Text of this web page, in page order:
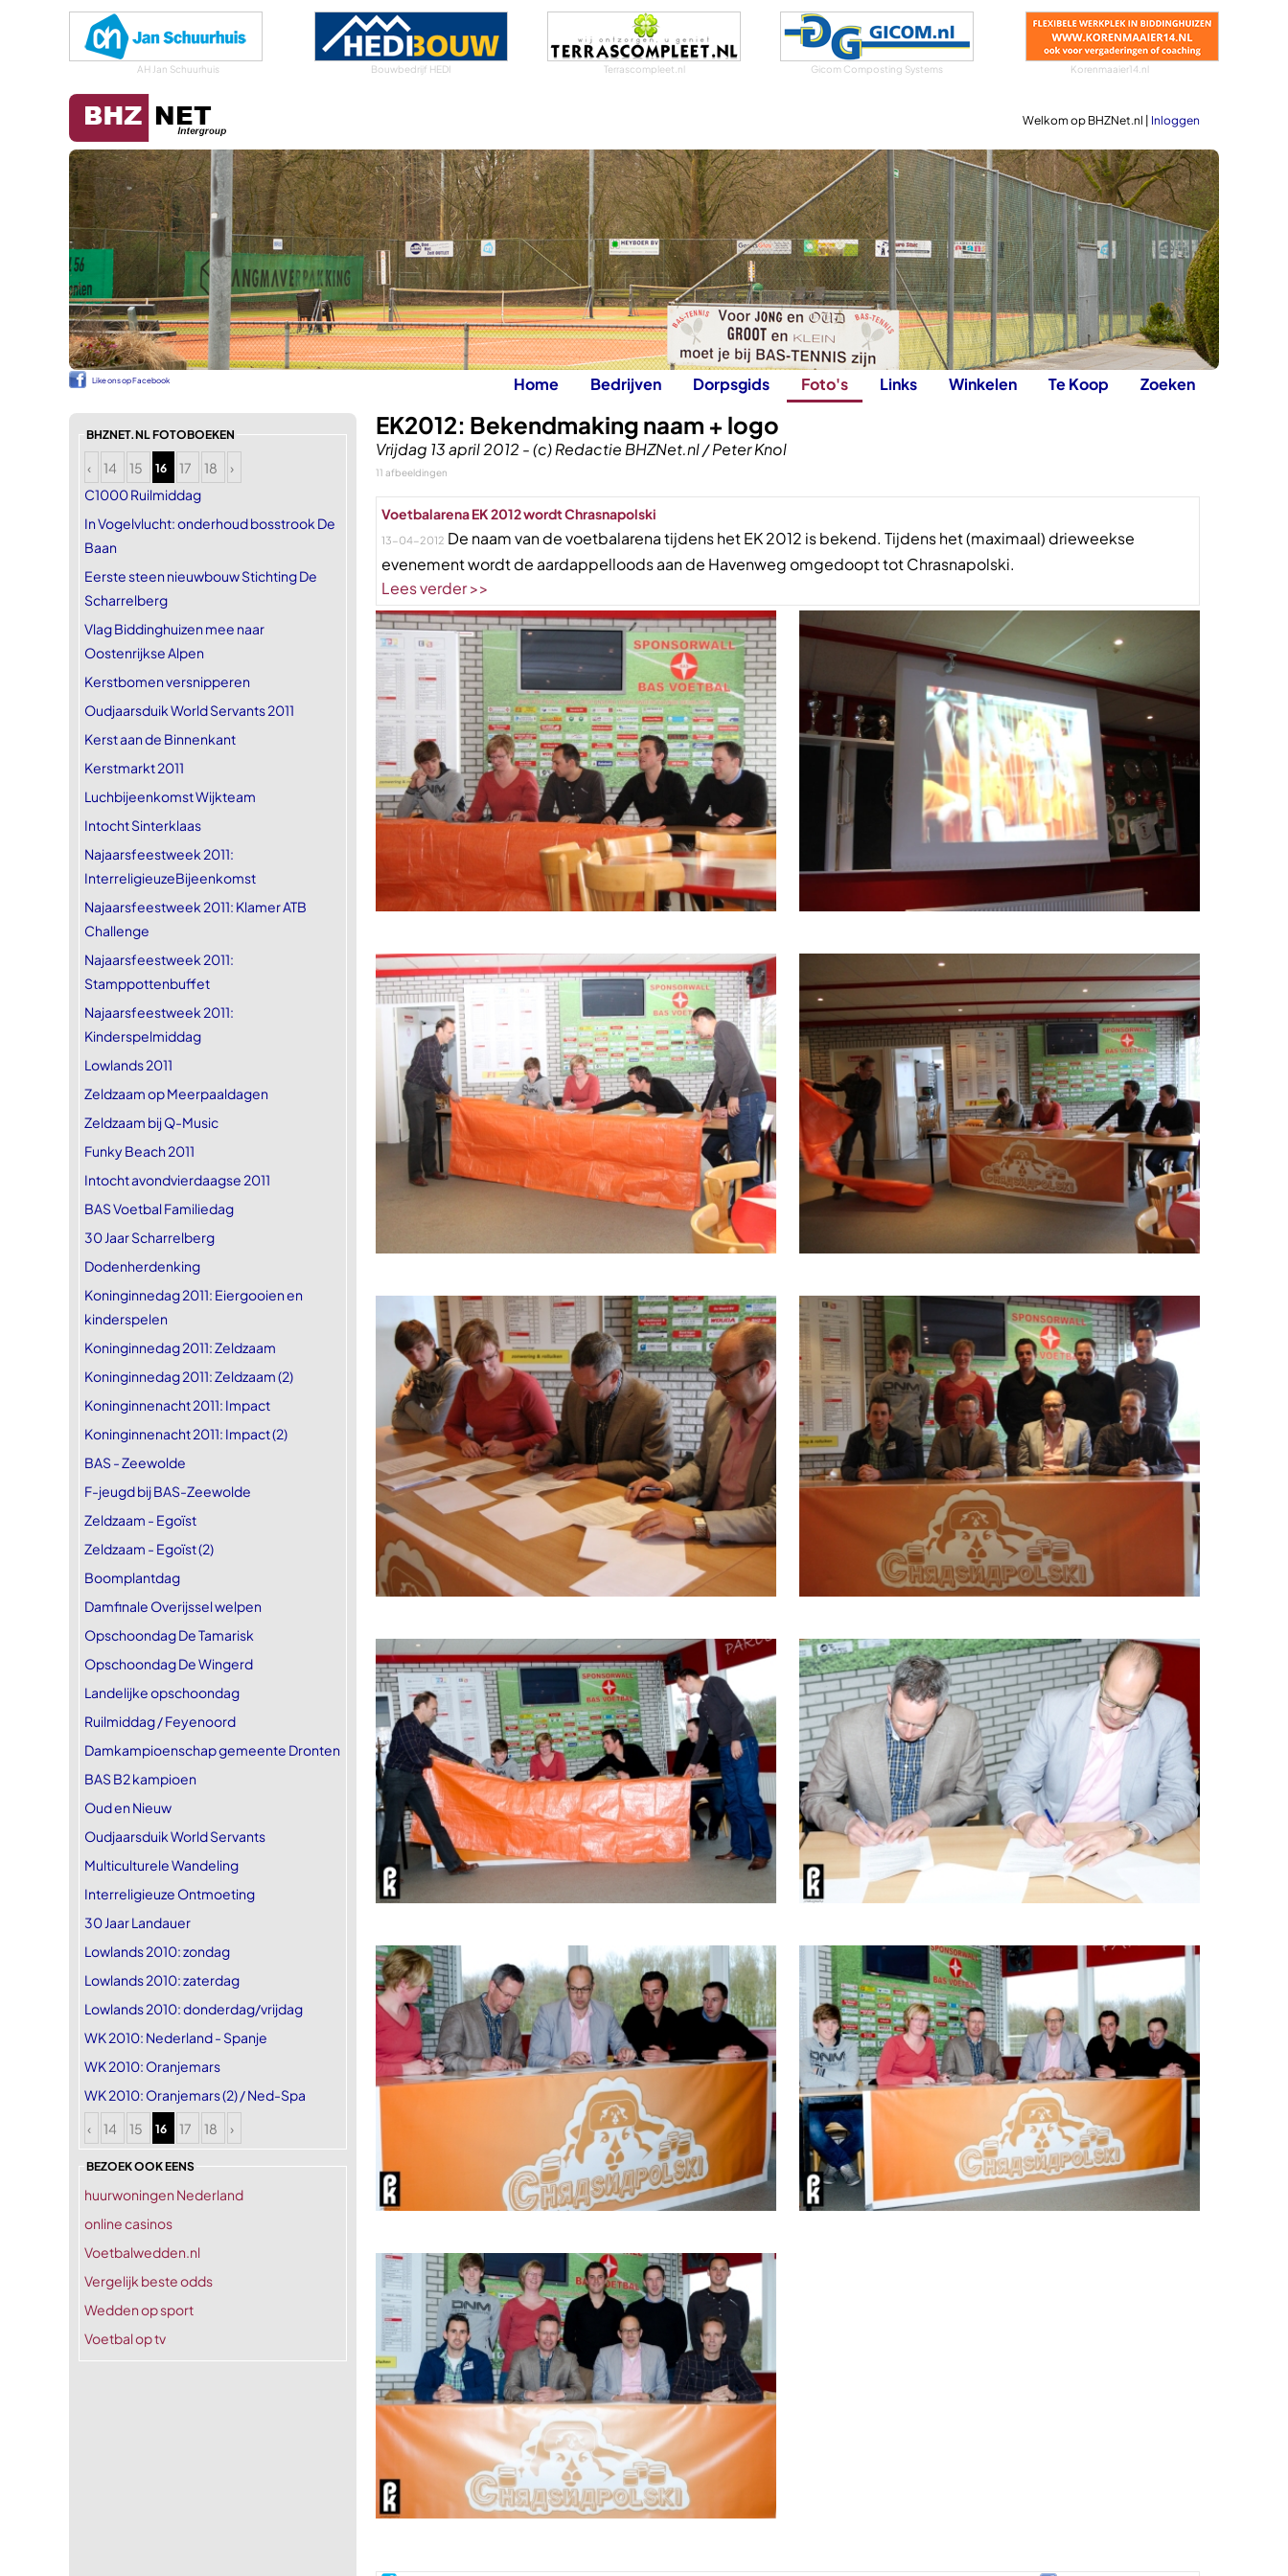
AH Jan Schuurhuis Bouwbedrijf HEDI Terrascompleet.nl Gicom Composting Systems Korenmaaier14.nl
Welkom op BHZNet.nl | Inloggen
Like ons op Facebook Home Bedrijven Dorpsgids Foto's Links Winkelen Te Koop Zoeken
BHZNET.NL FOTOBOEKEN
‹ 14 15 16 17 18
›
C1000 Ruilmiddag
In Vogelvlucht: onderhoud bosstrook De
Baan
Eerste steen nieuwbouw Stichting De
Scharrelberg
Vlag Biddinghuizen mee naar
Oostenrijkse Alpen
Kerstbomen versnipperen
Oudjaarsduik World Servants 2011
Kerst aan de Binnenkant
Kerstmarkt 2011
Luchbijeenkomst Wijkteam
Intocht Sinterklaas
Najaarsfeestweek 2011:
InterreligieuzeBijeenkomst
Najaarsfeestweek 2011: Klamer ATB
Challenge
Najaarsfeestweek 2011:
Stamppottenbuffet
Najaarsfeestweek 2011:
Kinderspelmiddag
Lowlands 2011
Zeldzaam op Meerpaaldagen
Zeldzaam bij Q-Music
Funky Beach 2011
Intocht avondvierdaagse 2011
BAS Voetbal Familiedag
30 Jaar Scharrelberg
Dodenherdenking
Koninginnedag 2011: Eiergooien en
kinderspelen
Koninginnedag 2011: Zeldzaam
Koninginnedag 2011: Zeldzaam (2)
Koninginnenacht 2011: Impact
Koninginnenacht 2011: Impact (2)
BAS - Zeewolde
F-jeugd bij BAS-Zeewolde
Zeldzaam - Egoïst
Zeldzaam - Egoïst (2)
Boomplantdag
Damfinale Overijssel welpen
Opschoondag De Tamarisk
Opschoondag De Wingerd
Landelijke opschoondag
Ruilmiddag / Feyenoord
Damkampioenschap gemeente Dronten
BAS B2 kampioen
Oud en Nieuw
Oudjaarsduik World Servants
Multiculturele Wandeling
Interreligieuze Ontmoeting
30 Jaar Landauer
Lowlands 2010: zondag
Lowlands 2010: zaterdag
Lowlands 2010: donderdag/vrijdag
WK 2010: Nederland - Spanje
WK 2010: Oranjemars
WK 2010: Oranjemars (2) / Ned-Spa
‹
14 15 16 17 18 ›
BEZOEK OOK EENS
huurwoningen Nederland
online casinos
Voetbalwedden.nl
Vergelijk beste odds
Wedden op sport
Voetbal op tv
EK2012: Bekendmaking naam + logo
Vrijdag 13 april 2012 - (c) Redactie BHZNet.nl / Peter Knol
11 afbeeldingen
Voetbalarena EK 2012 wordt Chrasnapolski
13-04-2012 De naam van de voetbalarena tijdens het EK 2012 is bekend. Tijdens het (maximaal) drieweekse
evenement wordt de aardappelloods aan de Havenweg omgedoopt tot Chrasnapolski.
Lees verder >>